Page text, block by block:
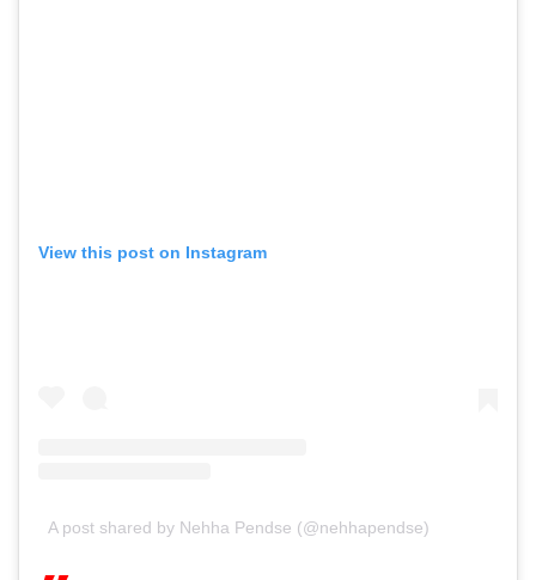
View this post on Instagram
A post shared by Nehha Pendse (@nehhapendse)